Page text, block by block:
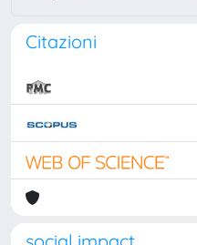
Citazioni